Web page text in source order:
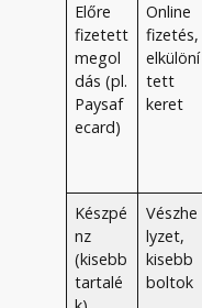
Előre
fizetett
megol
dás (pl.
Paysaf
ecard)
Online
fizetés,
elkülöní
tett
keret
Készpé
nz
(kisebb
tartalé
Vészhe
lyzet,
kisebb
boltok